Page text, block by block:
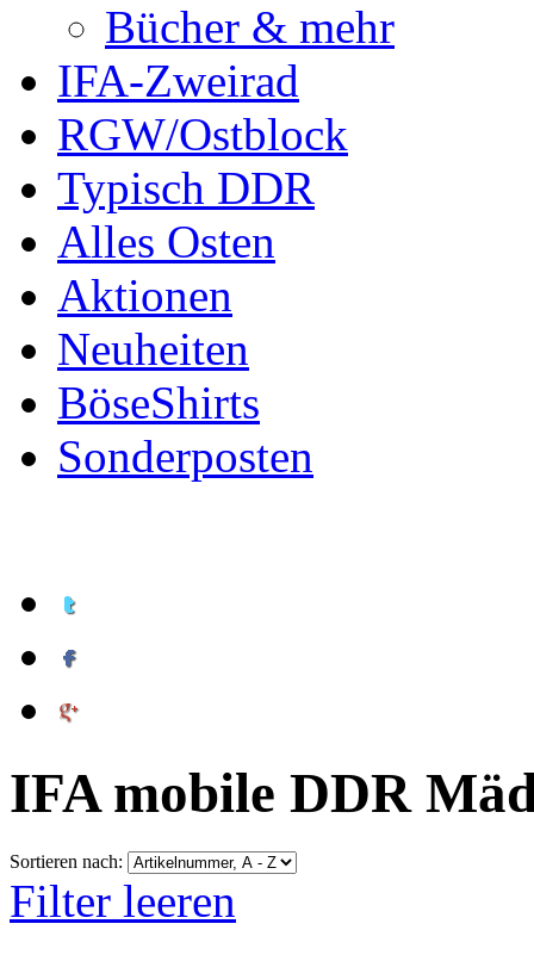
Bücher & mehr
IFA-Zweirad
RGW/Ostblock
Typisch DDR
Alles Osten
Aktionen
Neuheiten
BöseShirts
Sonderposten
IFA mobile DDR
Sortieren nach:
Filter leeren